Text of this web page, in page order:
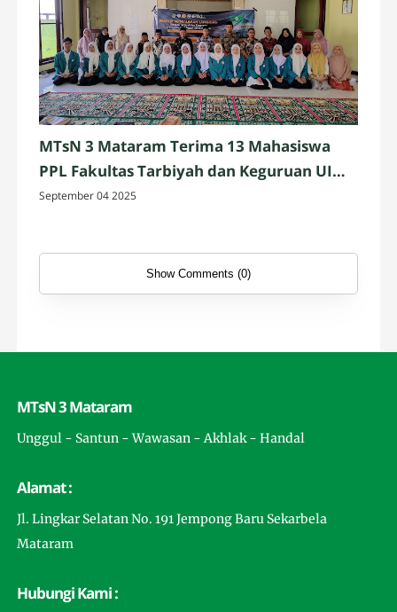
MTsN 3 Mataram Terima 13 Mahasiswa
PPL Fakultas Tarbiyah dan Keguruan UIN
Mataram
September 04 2025
Show Comments (0)
MTsN 3 Mataram
Unggul - Santun - Wawasan - Akhlak - Handal
Alamat :
Jl. Lingkar Selatan No. 191 Jempong Baru Sekarbela
Mataram
Hubungi Kami :